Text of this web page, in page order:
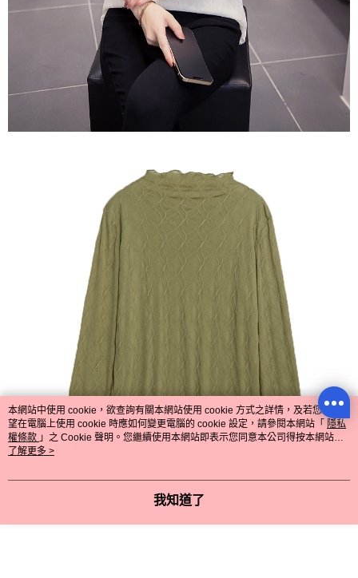
本網站中使用 cookie，欲查詢有關本網站使用 cookie 方式之詳情，及若您不希
望在電腦上使用 cookie 時應如何變更電腦的 cookie 設定，請參閱本網站「 隱私
權條款 」之 Cookie 聲明。您繼續使用本網站即表示您同意本公司得按本網站使
用條款之 Cookie 聲明使用 cookie。
了解更多 >
我知道了